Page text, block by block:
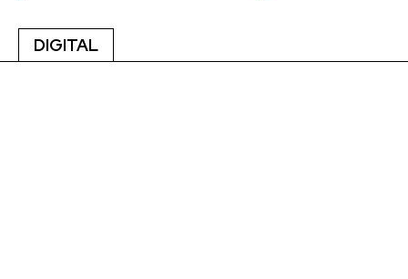
DIGITAL